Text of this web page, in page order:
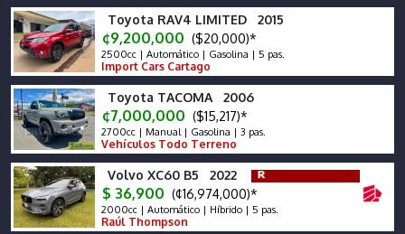
Toyota RAV4 LIMITED 2015
¢9,200,000 ($20,000)*
2500cc | Automático | Gasolina | 5 pas.
Import Cars Cartago
Toyota TACOMA 2006
¢7,000,000 ($15,217)*
2700cc | Manual | Gasolina | 3 pas.
Vehículos Todo Terreno
Volvo XC60 B5 2022
$ 36,900 (¢16,974,000)*
2000cc | Automático | Híbrido | 5 pas.
Raúl Thompson